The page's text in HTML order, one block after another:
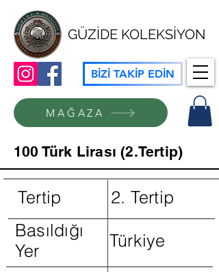
GÜZİDE KOLEKSİYON
BİZİ TAKİP EDİN
MAĞAZA
100 Türk Lirası (2.Tertip)
Tertip
2. Tertip
Basıldığı
Yer
Türkiye